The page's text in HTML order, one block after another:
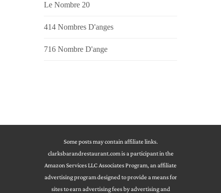
Le Nombre 20
414 Nombres D'anges
716 Nombre D'ange
Some posts may contain affiliate links.
clarksbarandrestaurant.com is a participant in the
Amazon Services LLC Associates Program, an affiliate
advertising program designed to provide a means for
sites to earn advertising fees by advertising and